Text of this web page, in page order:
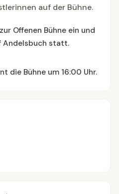
auf der Bühne.
Offenen Bühne ein und
Andelsbuch statt.
die Bühne um 16:00 Uhr.